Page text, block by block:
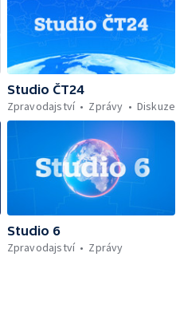
Studio ČT24
Zpravodajství
Zprávy Diskuze
Studio 6
Zpravodajství
Zprávy